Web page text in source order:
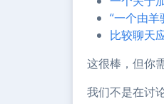
“一个由
比较聊天
这很棒，但你
我们不是在讨